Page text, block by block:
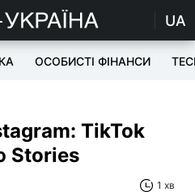
UA
ОСОБИСТІ ФІНАНСИ
TikTok
Stories
1 хв